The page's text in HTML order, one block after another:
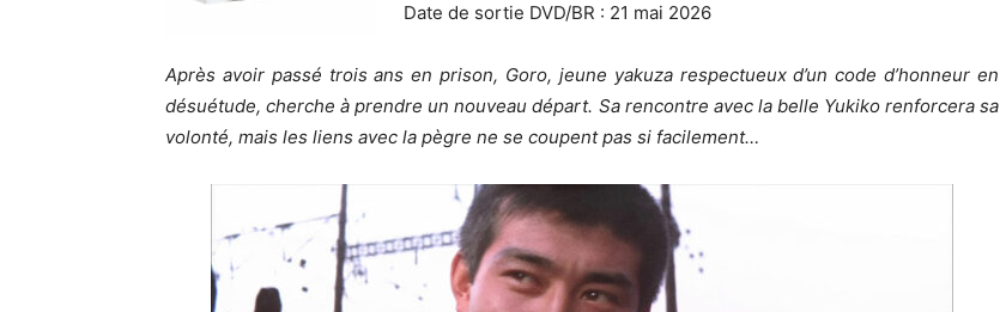
Date de sortie DVD/BR : 21 mai 2026
Après avoir passé trois ans en prison, Goro, jeune yakuza respectueux d’un code d’honneur en
désuétude, cherche à prendre un nouveau départ. Sa rencontre avec la belle Yukiko renforcera sa
volonté, mais les liens avec la pègre ne se coupent pas si facilement…